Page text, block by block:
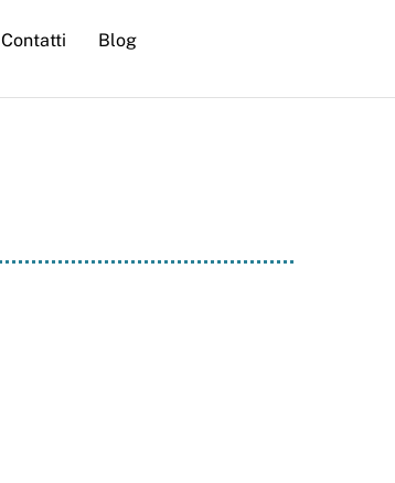
Contatti Blog